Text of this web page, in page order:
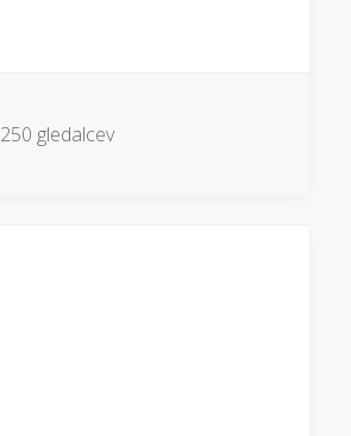
250 gledalcev